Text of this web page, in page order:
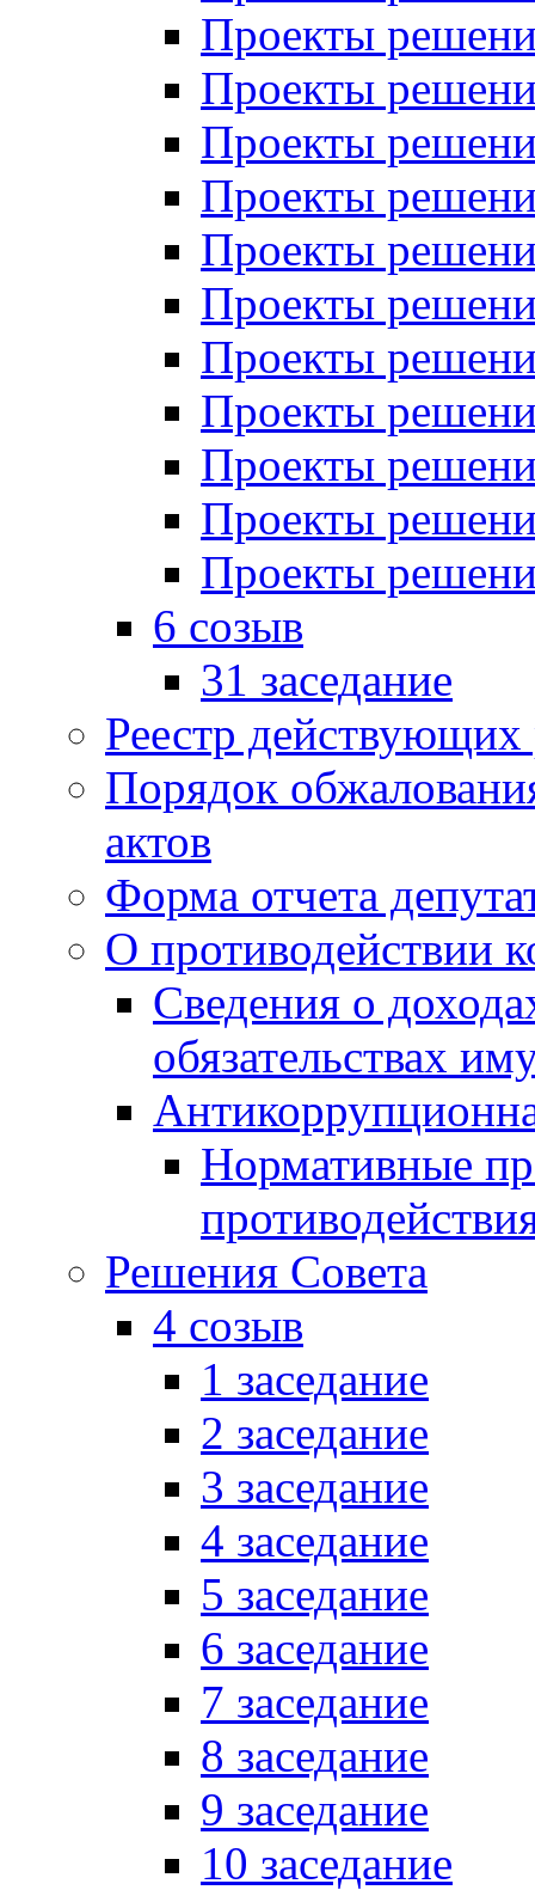
Проекты
Проекты
Проекты
Проекты
Проекты
Проекты
Проекты
Проекты
Проекты
Проекты
Проекты
6 созыв
31 заседание
Реестр
Порядок
актов
Форма отчета
О противодействии
Сведения о
обязательствах
Нормативные
Решения Совета
4 созыв
1 заседание
2 заседание
3 заседание
4 заседание
5 заседание
6 заседание
7 заседание
8 заседание
9 заседание
10 заседание